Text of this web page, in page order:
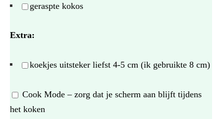
geraspte kokos
Extra:
koekjes uitsteker liefst 4-5 cm (ik gebruikte 8 cm)
Cook Mode – zorg dat je scherm aan blijft tijdens
het koken